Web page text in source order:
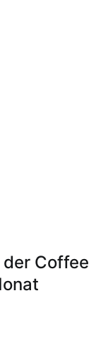
Coffee